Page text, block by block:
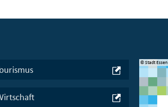
© Stadt Essen